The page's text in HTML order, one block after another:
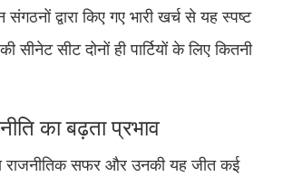
द्वारा किए गए भारी खर्च से यह स्पष्ट
सीनेट सीट दोनों ही पार्टियों के लिए कितनी
का बढ़ता प्रभाव
सफर और उनकी यह जीत कई